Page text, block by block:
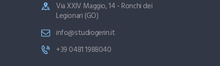
Via XXIV Maggio, 14 - Ronchi dei
Legionari (GO)
info@studiogerin.it
+39 0481 1988040